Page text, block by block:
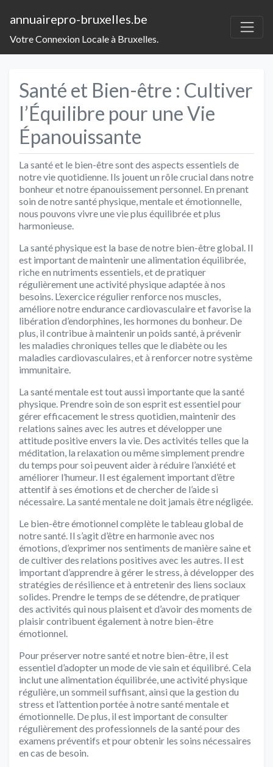
annuairepro-bruxelles.be
Votre Connexion Locale à Bruxelles.
Santé et Bien-être : Cultiver
l’Équilibre pour une Vie
Épanouissante
La santé et le bien-être sont des aspects essentiels de
notre vie quotidienne. Ils jouent un rôle crucial dans notre
bonheur et notre épanouissement personnel. En prenant
soin de notre santé physique, mentale et émotionnelle,
nous pouvons vivre une vie plus équilibrée et plus
harmonieuse.
La santé physique est la base de notre bien-être global. Il
est important de maintenir une alimentation équilibrée,
riche en nutriments essentiels, et de pratiquer
régulièrement une activité physique adaptée à nos
besoins. L’exercice régulier renforce nos muscles,
améliore notre endurance cardiovasculaire et favorise la
libération d’endorphines, les hormones du bonheur. De
plus, il contribue à maintenir un poids santé, à prévenir
les maladies chroniques telles que le diabète ou les
maladies cardiovasculaires, et à renforcer notre système
immunitaire.
La santé mentale est tout aussi importante que la santé
physique. Prendre soin de son esprit est essentiel pour
gérer efficacement le stress quotidien, maintenir des
relations saines avec les autres et développer une
attitude positive envers la vie. Des activités telles que la
méditation, la relaxation ou même simplement prendre
du temps pour soi peuvent aider à réduire l’anxiété et
améliorer l’humeur. Il est également important d’être
attentif à ses émotions et de chercher de l’aide si
nécessaire. La santé mentale ne doit jamais être négligée.
Le bien-être émotionnel complète le tableau global de
notre santé. Il s’agit d’être en harmonie avec nos
émotions, d’exprimer nos sentiments de manière saine et
de cultiver des relations positives avec les autres. Il est
important d’apprendre à gérer le stress, à développer des
stratégies de résilience et à entretenir des liens sociaux
solides. Prendre le temps de se détendre, de pratiquer
des activités qui nous plaisent et d’avoir des moments de
plaisir contribuent également à notre bien-être
émotionnel.
Pour préserver notre santé et notre bien-être, il est
essentiel d’adopter un mode de vie sain et équilibré. Cela
inclut une alimentation équilibrée, une activité physique
régulière, un sommeil suffisant, ainsi que la gestion du
stress et l’attention portée à notre santé mentale et
émotionnelle. De plus, il est important de consulter
régulièrement des professionnels de la santé pour des
examens préventifs et pour obtenir les soins nécessaires
en cas de besoin.